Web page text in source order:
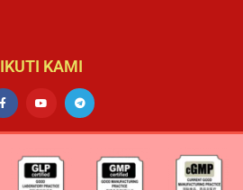
IKUTI KAMI